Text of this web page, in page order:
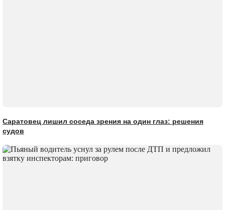
Саратовец лишил соседа зрения на один глаз: решения
судов